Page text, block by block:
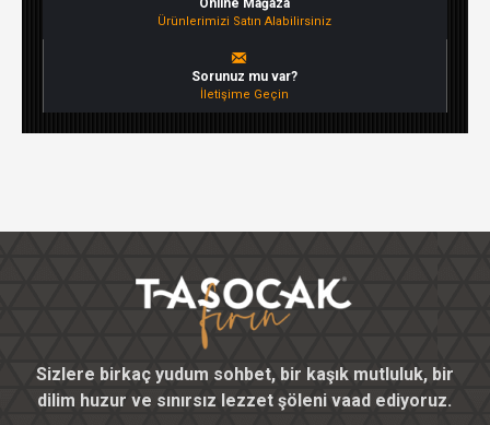
Online Mağaza
Ürünlerimizi Satın Alabilirsiniz
Sorunuz mu var?
İletişime Geçin
Sizlere birkaç yudum sohbet, bir kaşık mutluluk, bir
dilim huzur ve sınırsız lezzet şöleni vaad ediyoruz.